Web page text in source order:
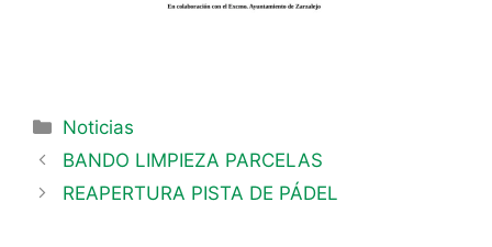
Noticias
BANDO LIMPIEZA PARCELAS
REAPERTURA PISTA DE PÁDEL